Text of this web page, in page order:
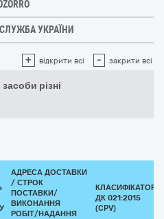
УКРАЇНИ
+ відкрити всі - закрити всі
засоби різні
АДРЕСА ДОСТАВКИ
/ СТРОК
ПОСТАВКИ/
ВИКОНАННЯ
РОБІТ/НАДАННЯ
КЛАСИФІКАТОР
ДК 021:2015
(CPV)